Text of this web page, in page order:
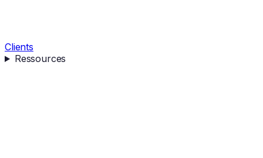
Clients
Ressources